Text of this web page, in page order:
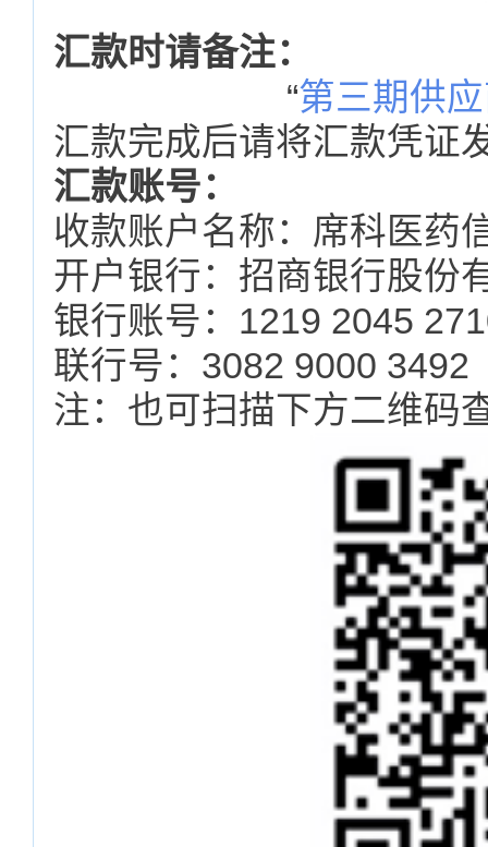
汇款时请备注：
“第三期供
汇款完成后请将汇款凭证
汇款账号：
收款账户名称：席科医药
开户银行：招商银行股份
银行账号：1219 2045
联行号：3082 9000 3492
注：也可扫描下方二维码